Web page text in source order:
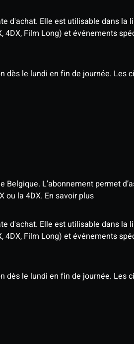
d'achat. Elle est utilisable dans la
Film Long) et événements
le lundi en fin de journée. Les
L’abonnement permet
ou la 4DX. En savoir plus
d'achat. Elle est utilisable dans la
Film Long) et événements
le lundi en fin de journée. Les